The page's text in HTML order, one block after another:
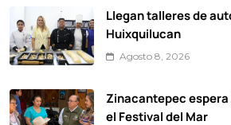
Llegan talleres de
Huixquilucan
Agosto 8, 2026
Zinacantepec
el Festival del Mar